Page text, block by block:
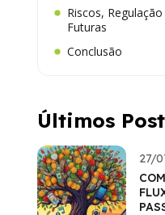
Riscos,
Futuras
Conclusão
Últimos
27/